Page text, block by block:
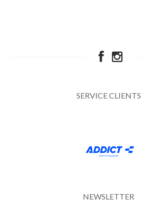
SERVICE CLIENTS
NEWSLETTER